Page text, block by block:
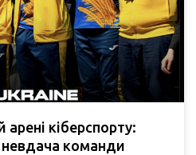
арені кіберспорту:
команди